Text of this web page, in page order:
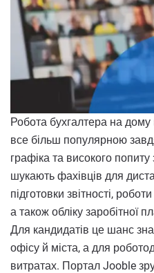
Робота бухгалтера на дому
все більш популярною
графіка та високого попиту
шукають фахівців для
підготовки звітності,
а також обліку заробітної
Для кандидатів це шанс
офісу й міста, а для
витратах. Портал Jooble